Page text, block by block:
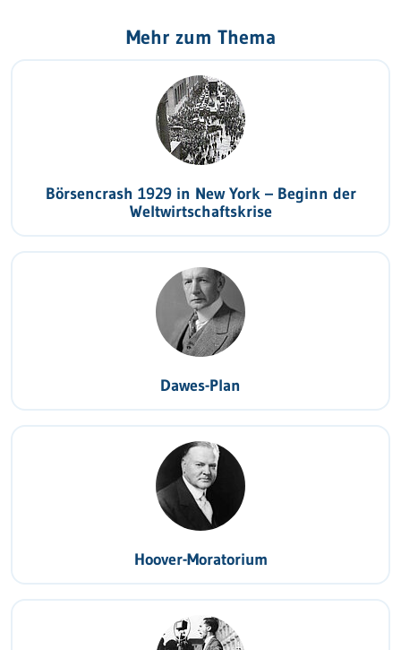
Mehr zum Thema
Börsencrash 1929 in New York – Beginn der
Weltwirtschaftskrise
Dawes-Plan
Hoover-Moratorium